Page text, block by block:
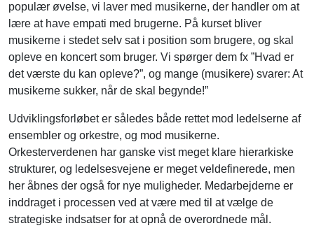
populær øvelse, vi laver med musikerne, der handler om at
lære at have empati med brugerne. På kurset bliver
musikerne i stedet selv sat i position som brugere, og skal
opleve en koncert som bruger. Vi spørger dem fx ”Hvad er
det værste du kan opleve?”, og mange (musikere) svarer: At
musikerne sukker, når de skal begynde!”
Udviklingsforløbet er således både rettet mod ledelserne af
ensembler og orkestre, og mod musikerne.
Orkesterverdenen har ganske vist meget klare hierarkiske
strukturer, og ledelsesvejene er meget veldefinerede, men
her åbnes der også for nye muligheder. Medarbejderne er
inddraget i processen ved at være med til at vælge de
strategiske indsatser for at opnå de overordnede mål.